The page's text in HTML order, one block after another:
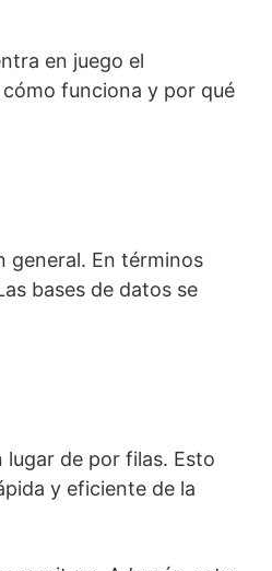
en juego el
funciona y por qué
general. En términos
bases de datos se
de por filas. Esto
y eficiente de la